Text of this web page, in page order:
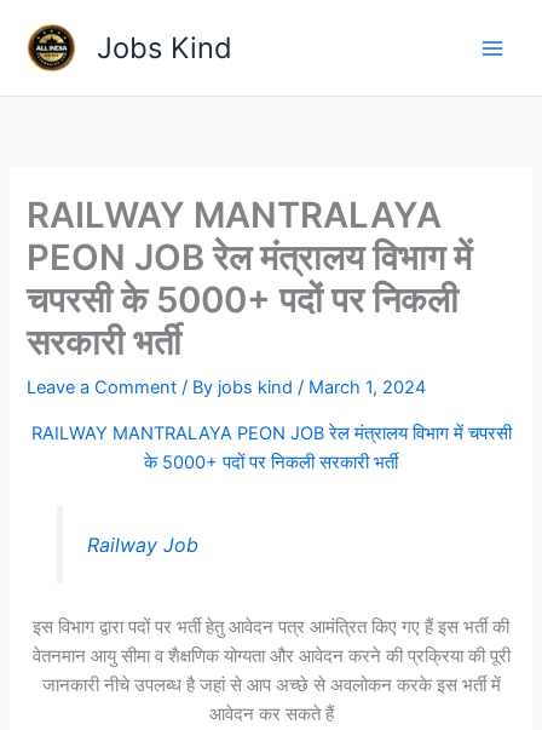
content
Jobs Kind
RAILWAY MANTRALAYA
PEON JOB रेल मंत्रालय विभाग में
चपरसी के 5000+ पदों पर निकली
सरकारी भर्ती
Leave a Comment / By jobs kind/ March 1, 2024
RAILWAY MANTRALAYA PEON JOB रेल मंत्रालय विभाग में चपरसी
के 5000+ पदों पर निकली सरकारी भर्ती
Railway Job
इस विभाग द्वारा पदों पर भर्ती हेतु आवेदन पत्र आमंत्रित किए गए हैं इस भर्ती की
वेतनमान आयु सीमा व शैक्षणिक योग्यता और आवेदन करने की प्रक्रिया की पूरी
जानकारी नीचे उपलब्ध है जहां से आप अच्छे से अवलोकन करके इस भर्ती में
आवेदन कर सकते हैं